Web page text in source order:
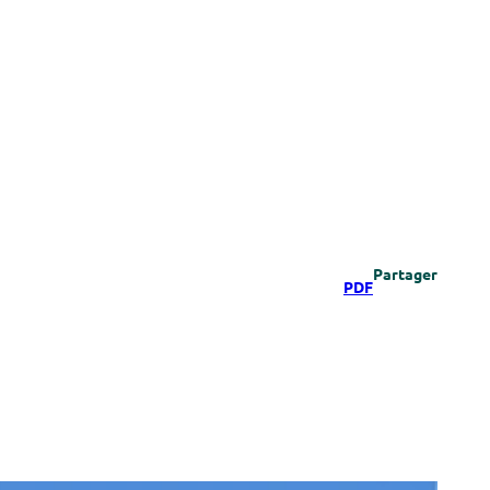
PDF
Partager